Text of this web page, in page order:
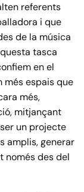
referents
i que
de la música
tasca
en el
més espais que
més,
mitjançant
un projecte
amplis, generar
només des del